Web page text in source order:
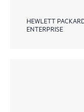
HEWLETT
ENTERPRISE